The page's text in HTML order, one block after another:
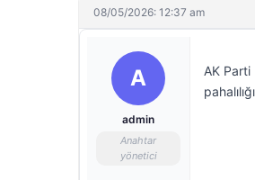
08/05/2026: 12:37 am
A
admin
Anahtar
yönetici
AK Parti